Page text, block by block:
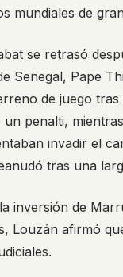
mundiales de
se retrasó
Senegal, Pape
de juego tras
penalti,
invadir el
tras una
inversión de
Louzán afirmó